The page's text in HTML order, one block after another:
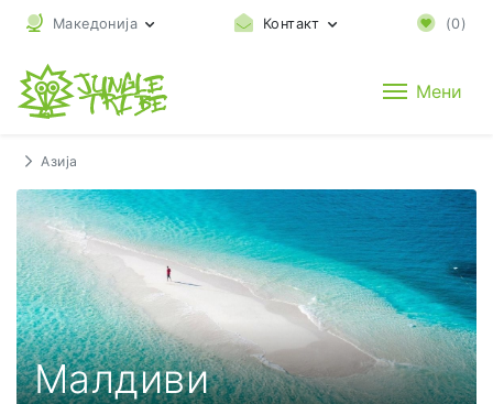
Македонија Контакт (0)
Мени
Азија
Малдиви